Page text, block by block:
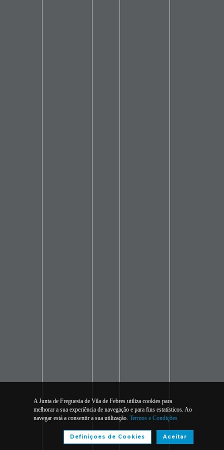
A Junta de Freguesia de Vila de Febres utiliza cookies para
melhorar a sua experiência de navegação e para fins estatísticos. Ao
navegar está a consentir a sua utilização. Termos e Condições
Aceitar
Definiçoes de Cookies